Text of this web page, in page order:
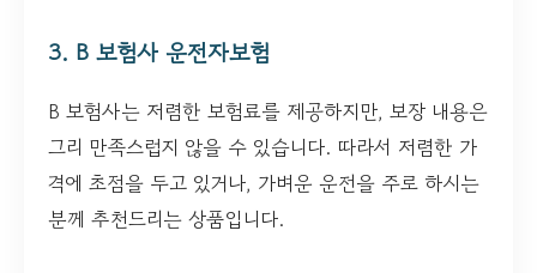
3. B 보험사 운전자보험
B 보험사는 저렴한 보험료를 제공하지만, 보장 내용은
그리 만족스럽지 않을 수 있습니다. 따라서 저렴한 가
격에 초점을 두고 있거나, 가벼운 운전을 주로 하시는
분께 추천드리는 상품입니다.